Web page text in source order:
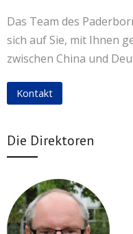
Digitales 数字媒体
Business商业
Kontakt 联系我们
Das Team des
sich auf Sie, mit Ihnen
zwischen China und
Kontakt
Die Direktoren